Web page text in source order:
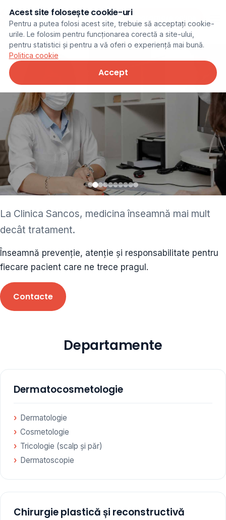
Programare online
ginecolog • cardiolog •
ORL • endocrinolog
Cât și alte specialități medicale, toate în cadrul aceleiași
Clinici
Programare
La Clinica Sancos, medicina înseamnă mai mult
decât tratament.
Înseamnă prevenție, atenție și responsabilitate pentru
fiecare pacient care ne trece pragul.
Contacte
Departamente
Dermatocosmetologie
Dermatologie
Cosmetologie
Tricologie (scalp și păr)
Dermatoscopie
Chirurgie plastică și reconstructivă
Acest site folosește cookie-uri
Pentru a putea folosi acest site, trebuie să acceptați cookie-
urile. Le folosim pentru funcționarea corectă a site-ului,
pentru statistici și pentru a vă oferi o experiență mai bună.
Politica cookie
Accept